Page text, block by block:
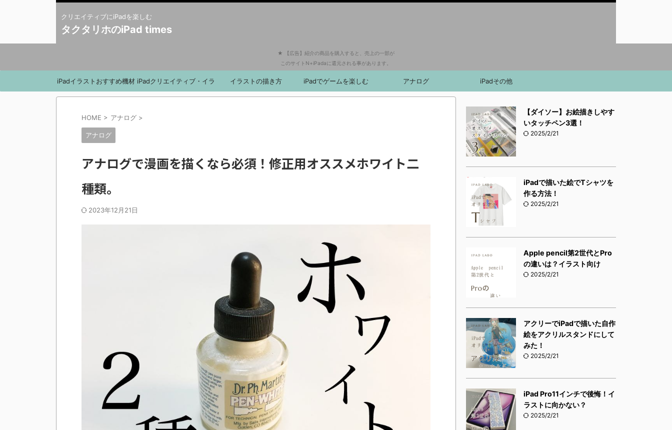
クリエイティブにiPadを楽しむ
タクタリホのiPad times
★ 【広告】紹介の商品を購入すると、売上の一部が
このサイトN+iPadaに還元される事があります。
iPadイラストおすすめ機材 iPadクリエイティブ・イラ イラストの描き方 iPadでゲームを楽しむ アナログ iPadその他
HOME > アナログ >
アナログ
アナログで漫画を描くなら必須！修正用オススメホワイト二
種類。
2023年12月21日
【ダイソー】お絵描きしやす
いタッチペン3選！
2025/2/21
iPadで描いた絵でTシャツを
作る方法！
2025/2/21
Apple pencil第2世代とPro
の違いは？イラスト向け
2025/2/21
アクリーでiPadで描いた自作
絵をアクリルスタンドにして
みた！
2025/2/21
iPad Pro11インチで後悔！イ
ラストに向かない？
2025/2/21